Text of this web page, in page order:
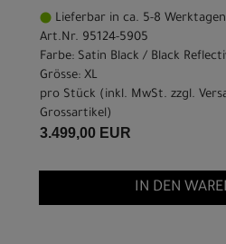
Lieferbar in ca. 5-8 Werktagen
Art.Nr. 95124-5905
Farbe: Satin Black / Black
Grösse: XL
pro Stück (inkl. MwSt. zzgl.
Grossartikel)
3.499,00 EUR
IN DEN